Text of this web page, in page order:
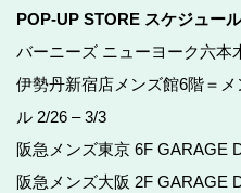
POP-UP STORE スケジュール
バーニーズ ニューヨーク六本
伊勢丹新宿店メンズ館6階＝
ル 2/26 – 3/3
阪急メンズ東京 6F GARAGE
阪急メンズ大阪 2F GARAGE